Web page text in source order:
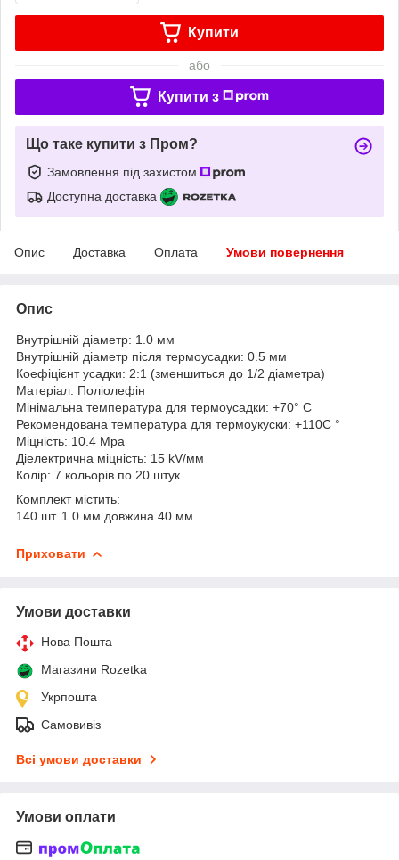
Купити
або
Купити з
Що таке купити з Пром?
Замовлення під захистом
Доступна доставка
Опис Доставка Оплата Умови повернення
Опис
Внутрішній діаметр: 1.0 мм
Внутрішній діаметр після термоусадки: 0.5 мм
Коефіцієнт усадки: 2:1 (зменшиться до 1/2 діаметра)
Матеріал: Поліолефін
Мінімальна температура для термоусадки: +70° С
Рекомендована температура для термоукуски: +110C °
Міцність: 10.4 Mpa
Діелектрична міцність: 15 kV/мм
Колір: 7 кольорів по 20 штук
Комплект містить:
140 шт. 1.0 мм довжина 40 мм
Приховати
Умови доставки
Нова Пошта
Магазини Rozetka
Укрпошта
Самовивіз
Всі умови доставки
Умови оплати